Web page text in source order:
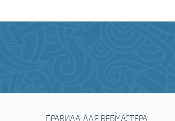
ПРАВИЛА ДЛЯ ВЕБМАСТЕРА